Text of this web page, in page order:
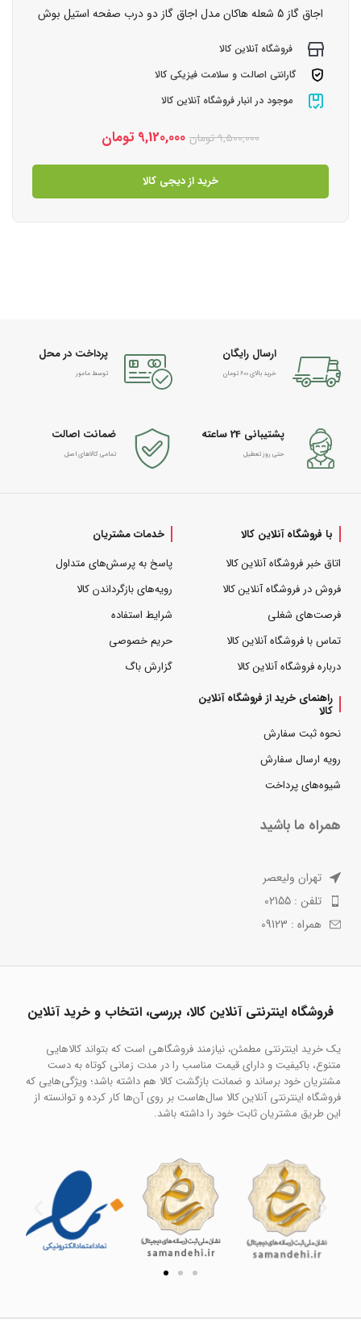
اجاق گاز 5 شعله هاکان مدل اجاق گاز دو درب صفحه استیل بوش
فروشگاه آنلاین کالا
گارانتی اصالت و سلامت فیزیکی کالا
موجود در انبار فروشگاه آنلاین کالا
9,500,000تومان 9,120,000 تومان
خرید از دیجی کالا
ارسال رایگان
خرید بالای 600 تومان
پرداخت در محل
توسط مامور
پشتیبانی 24 ساعته
حتی روز تعطیل
ضمانت اصالت
تمامی کالاهای اصل
با فروشگاه آنلاین کالا
اتاق خبر فروشگاه آنلاین کالا
فروش در فروشگاه آنلاین کالا
فرصت‌های شغلی
تماس با فروشگاه آنلاین کالا
درباره فروشگاه آنلاین کالا
خدمات مشتریان
پاسخ به پرسش‌های متداول
رویه‌های بازگرداندن کالا
شرایط استفاده
حریم خصوصی
گزارش باگ
راهنمای خرید از فروشگاه آنلاین
کالا
نحوه ثبت سفارش
رویه ارسال سفارش
شیوه‌های پرداخت
همراه ما باشید
تهران ولیعصر
تلفن : 02155
همراه : 09123
فروشگاه اینترنتی آنلاین کالا، بررسی، انتخاب و خرید آنلاین
یک خرید اینترنتی مطمئن، نیازمند فروشگاهی است که بتواند کالاهایی
متنوع، باکیفیت و دارای قیمت مناسب را در مدت زمانی کوتاه به دست
مشتریان خود برساند و ضمانت بازگشت کالا هم داشته باشد؛ ویژگی‌هایی که
فروشگاه اینترنتی آنلاین کالا سال‌هاست بر روی آن‌ها کار کرده و توانسته از
این طریق مشتریان ثابت خود را داشته باشد.